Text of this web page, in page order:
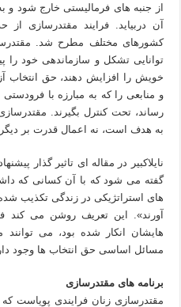
از جنبه های فرمالیستی خارج شود و
کشورهای مختلف مطرح شد.
توانایی تشکل و سازماندهی خود را
خویش را افزایش دهند، حق انتخاب
و منابعی را که به مبارزه با
رساند، تحت کنترل بگیرند.
به هدف است، نه اعمال قدرت بر دیگران
نایلاکبیر در مقاله ای تاثیر گذار
گفته می شود که با آن کسانی که
های استراتژیکی در زندگی تکذیب
آورند». این تعریف روشن می کند
هایشان انکار شده بود، می توانند
مسائل اساسی حق انتخاب ها وجود
برنامه های مقتدرسازی
مقتدرسازی زنان فرایندی پویاست که